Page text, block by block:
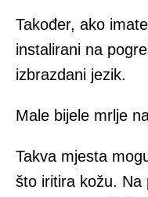
Također, ako
instalirani na
izbrazdani jezik.
Male bijele mrlje
Takva mjesta
što iritira kožu. Na